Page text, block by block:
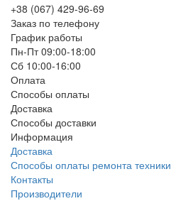
+38 (067) 429-96-69
Заказ по телефону
График работы
Пн-Пт 09:00-18:00
Сб 10:00-16:00
Оплата
Способы оплаты
Доставка
Способы доставки
Информация
Доставка
Способы оплаты ремонта техники
Контакты
Производители